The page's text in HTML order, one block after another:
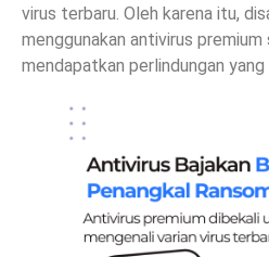
virus terbaru. Oleh karena itu,
menggunakan antivirus
mendapatkan perlindungan yang